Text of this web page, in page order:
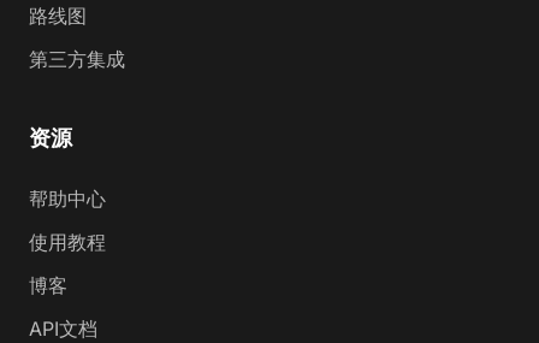
路线图
第三方集成
资源
帮助中心
使用教程
博客
API文档